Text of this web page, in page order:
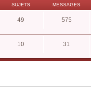
SUJETS MESSAGES
49 575
10 31